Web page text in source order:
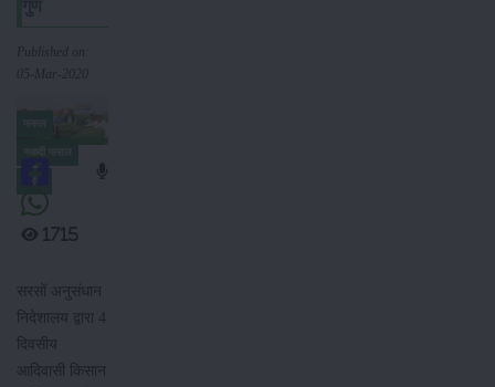
Published on:
05-Mar-2020
1715
सरसों अनुसंधान
निदेशालय द्वारा 4
दिवसीय
आदिवासी किसान